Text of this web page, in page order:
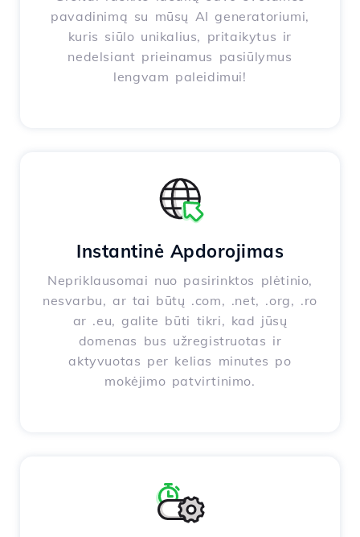
pavadinimą su mūsų AI generatoriumi,
kuris siūlo unikalius, pritaikytus ir
nedelsiant prieinamus pasiūlymus
lengvam paleidimui!
Instantinė Apdorojimas
Nepriklausomai nuo pasirinktos plėtinio,
nesvarbu, ar tai būtų .com, .net, .org, .ro
ar .eu, galite būti tikri, kad jūsų
domenas bus užregistruotas ir
aktyvuotas per kelias minutes po
mokėjimo patvirtinimo.